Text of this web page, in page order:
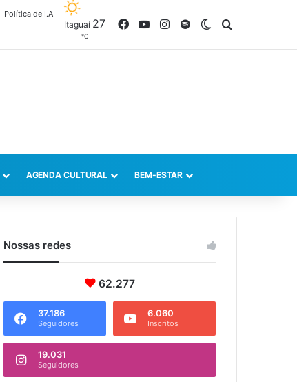
Política de I.A
Itaguaí 27
℃
FacebookYouTubeInstagram
SpotifySwitch skin
AGENDA CULTURAL BEM-ESTAR
Nossas redes
62.277
37.186
Seguidores
6.060
Inscritos
19.031
Seguidores